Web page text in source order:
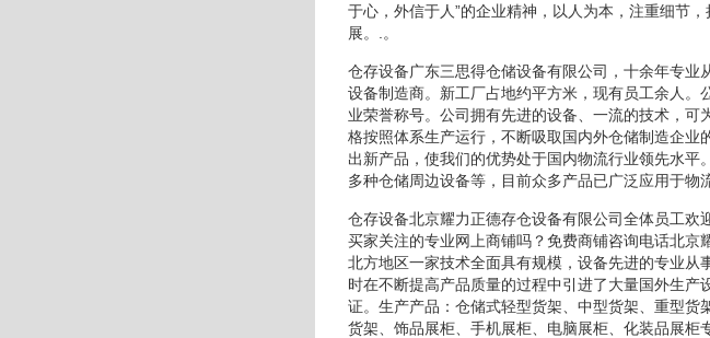
于心，外信于人”的企业精神，以人为本，注重细节
展。.。
仓存设备广东三思得仓储设备有限公司，十余年专
设备制造商。新工厂占地约平方米，现有员工余人
业荣誉称号。公司拥有先进的设备、一流的技术，
格按照体系生产运行，不断吸取国内外仓储制造企
出新产品，使我们的优势处于国内物流行业领先水
多种仓储周边设备等，目前众多产品已广泛应用于物
仓存设备北京耀力正德存仓设备有限公司全体员工
买家关注的专业网上商铺吗？免费商铺咨询电话北
北方地区一家技术全面具有规模，设备先进的专业
时在不断提高产品质量的过程中引进了大量国外生
证。生产产品：仓储式轻型货架、中型货架、重型
货架、饰品展柜、手机展柜、电脑展柜、化装品展